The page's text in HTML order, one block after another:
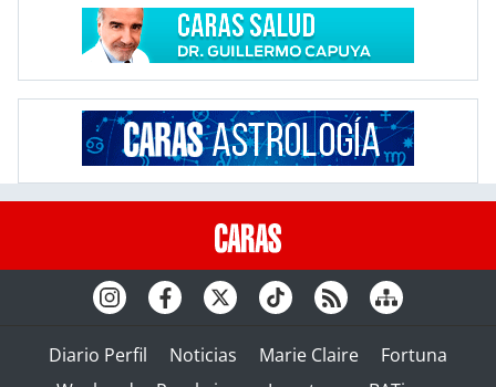
Diario Perfil Noticias Marie Claire
Fortuna